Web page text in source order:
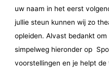
uw naam in het eerst
jullie steun kunnen wij zo
opleiden. Alvast bedankt
simpelweg hieronder op
voorstellingen en je helpt